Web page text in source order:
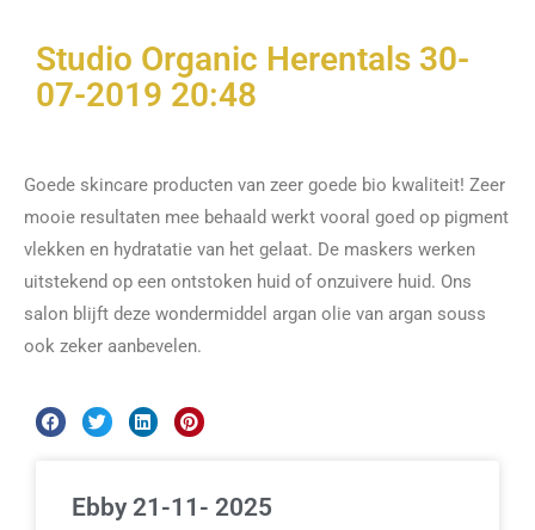
Studio Organic Herentals 30-
07-2019 20:48
Goede skincare producten van zeer goede bio kwaliteit! Zeer
mooie resultaten mee behaald werkt vooral goed op pigment
vlekken en hydratatie van het gelaat. De maskers werken
uitstekend op een ontstoken huid of onzuivere huid. Ons
salon blijft deze wondermiddel argan olie van argan souss
ook zeker aanbevelen.
Ebby 21-11- 2025